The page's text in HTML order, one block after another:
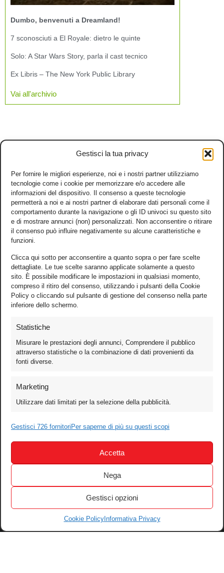
Gestisci la tua privacy
Per fornire le migliori esperienze, noi e i nostri partner utilizziamo
tecnologie come i cookie per memorizzare e/o accedere alle
informazioni del dispositivo. Il consenso a queste tecnologie
permetterà a noi e ai nostri partner di elaborare dati personali come il
comportamento durante la navigazione o gli ID univoci su questo sito
e di mostrare annunci (non) personalizzati. Non acconsentire o ritirare
il consenso può influire negativamente su alcune caratteristiche e
funzioni.
Clicca qui sotto per acconsentire a quanto sopra o per fare scelte
dettagliate. Le tue scelte saranno applicate solamente a questo
sito. È possibile modificare le impostazioni in qualsiasi momento,
compreso il ritiro del consenso, utilizzando i pulsanti della Cookie
Policy o cliccando sul pulsante di gestione del consenso nella parte
inferiore dello schermo.
Statistiche
Misurare le prestazioni degli annunci, Comprendere il pubblico
attraverso statistiche o la combinazione di dati provenienti da
fonti diverse.
Marketing
Utilizzare dati limitati per la selezione della pubblicità.
Gestisci 726 fornitori Per saperne di più su questi scopi
Accetta
Nega
Gestisci opzioni
Cookie PolicyInformativa Privacy
Dumbo, benvenuti a Dreamland!
7 sconosciuti a El Royale: dietro le quinte
Solo: A Star Wars Story, parla il cast tecnico
Ex Libris – The New York Public Library
Vai all'archivio
Games
Test
Audio
Festival & Concorsi
Iscriviti alla newsletter